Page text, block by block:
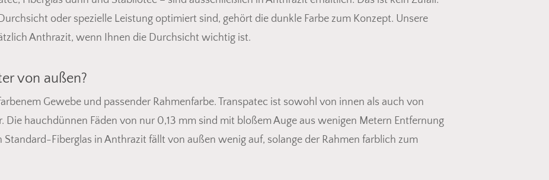
Go To Shop
oder spezielle Leistung optimiert sind, gehört die dunkle Farbe zum Konzept. Unsere
Anthrazit, wenn Ihnen die Durchsicht wichtig ist.
von außen?
Gewebe und passender Rahmenfarbe. Transpatec ist sowohl von innen als auch von
hauchdünnen Fäden von nur 0,13 mm sind mit bloßem Auge aus wenigen Metern Entfernung
Fiberglas in Anthrazit fällt von außen wenig auf, solange der Rahmen farblich zum